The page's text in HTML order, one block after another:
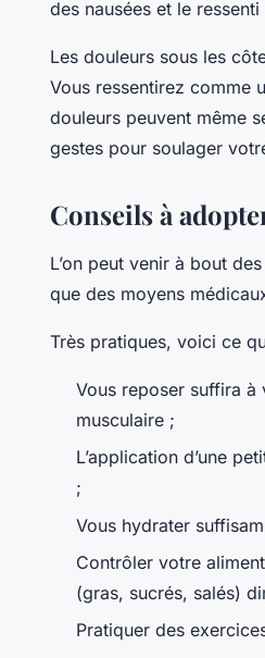
des nausées et le
Les douleurs sous les
Vous ressentirez comme
douleurs peuvent même
gestes pour soulager
Conseils à
L’on peut venir à bout
que des moyens
Très pratiques, voici ce
Vous reposer suffira à
musculaire ;
L’application d’une
;
Vous hydrater
Contrôler votre
(gras, sucrés, salés)
Pratiquer des